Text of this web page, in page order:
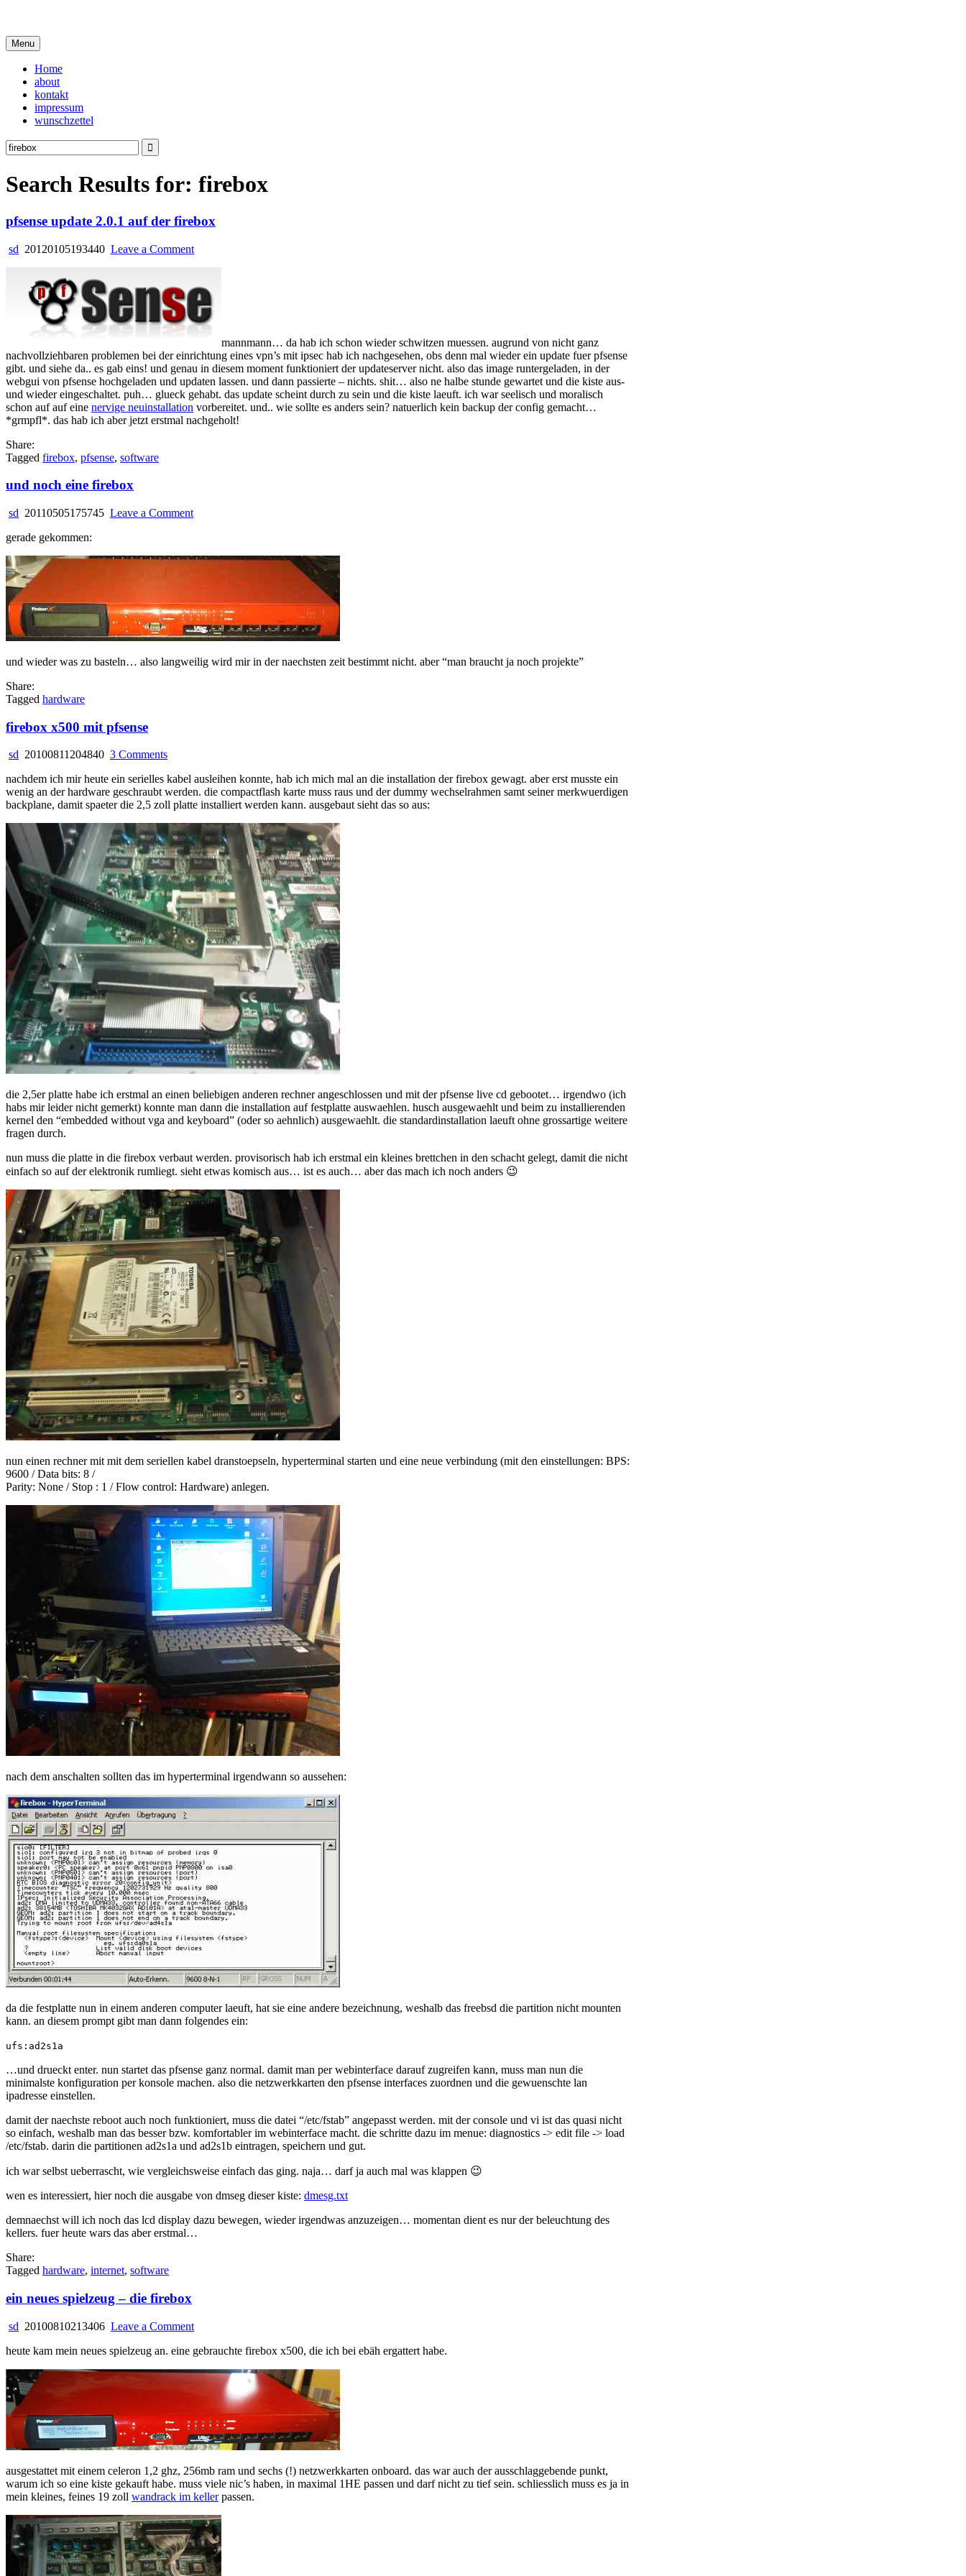
content
Menu
Home
about
kontakt
impressum
wunschzettel
Search
for:
Search Results for: firebox
pfsense update 2.0.1 auf der firebox
sd 20120105193440 Leave a Commenton
2.0.1
auf
der
firebox
mannmann… da hab ich schon wieder schwitzen muessen. augrund von nicht ganz
nachvollziehbaren problemen bei der einrichtung eines vpn’s mit ipsec hab ich nachgesehen, obs denn mal wieder ein update fuer pfsense
gibt. und siehe da.. es gab eins! und genau in diesem moment funktioniert der updateserver nicht. also das image runtergeladen, in der
webgui von pfsense hochgeladen und updaten lassen. und dann passierte – nichts. shit… also ne halbe stunde gewartet und die kiste aus-
und wieder eingeschaltet. puh… glueck gehabt. das update scheint durch zu sein und die kiste laeuft. ich war seelisch und moralisch
schon auf auf eine nervige neuinstallation vorbereitet. und.. wie sollte es anders sein? natuerlich kein backup der config gemacht…
*grmpfl*. das hab ich aber jetzt erstmal nachgeholt!
Share:
Tagged firebox, pfsense, software
und noch eine firebox
sd 20110505175745 Leave a Commenton
firebox
gerade gekommen:
und wieder was zu basteln… also langweilig wird mir in der naechsten zeit bestimmt nicht. aber “man braucht ja noch projekte”
Share:
Tagged hardware
firebox x500 mit pfsense
sd 20100811204840 3 Commentson
x500
mit
pfsense
nachdem ich mir heute ein serielles kabel ausleihen konnte, hab ich mich mal an die installation der firebox gewagt. aber erst musste ein
wenig an der hardware geschraubt werden. die compactflash karte muss raus und der dummy wechselrahmen samt seiner merkwuerdigen
backplane, damit spaeter die 2,5 zoll platte installiert werden kann. ausgebaut sieht das so aus:
die 2,5er platte habe ich erstmal an einen beliebigen anderen rechner angeschlossen und mit der pfsense live cd gebootet… irgendwo (ich
habs mir leider nicht gemerkt) konnte man dann die installation auf festplatte auswaehlen. husch ausgewaehlt und beim zu installierenden
kernel den “embedded without vga and keyboard” (oder so aehnlich) ausgewaehlt. die standardinstallation laeuft ohne grossartige weitere
fragen durch.
nun muss die platte in die firebox verbaut werden. provisorisch hab ich erstmal ein kleines brettchen in den schacht gelegt, damit die nicht
einfach so auf der elektronik rumliegt. sieht etwas komisch aus… ist es auch… aber das mach ich noch anders 😉
nun einen rechner mit mit dem seriellen kabel dranstoepseln, hyperterminal starten und eine neue verbindung (mit den einstellungen: BPS:
9600 / Data bits: 8 /
Parity: None / Stop : 1 / Flow control: Hardware) anlegen.
nach dem anschalten sollten das im hyperterminal irgendwann so aussehen:
da die festplatte nun in einem anderen computer laeuft, hat sie eine andere bezeichnung, weshalb das freebsd die partition nicht mounten
kann. an diesem prompt gibt man dann folgendes ein:
ufs:ad2s1a
…und drueckt enter. nun startet das pfsense ganz normal. damit man per webinterface darauf zugreifen kann, muss man nun die
minimalste konfiguration per konsole machen. also die netzwerkkarten den pfsense interfaces zuordnen und die gewuenschte lan
ipadresse einstellen.
damit der naechste reboot auch noch funktioniert, muss die datei “/etc/fstab” angepasst werden. mit der console und vi ist das quasi nicht
so einfach, weshalb man das besser bzw. komfortabler im webinterface macht. die schritte dazu im menue: diagnostics -> edit file -> load
/etc/fstab. darin die partitionen ad2s1a und ad2s1b eintragen, speichern und gut.
ich war selbst ueberrascht, wie vergleichsweise einfach das ging. naja… darf ja auch mal was klappen 😉
wen es interessiert, hier noch die ausgabe von dmseg dieser kiste: dmesg.txt
demnaechst will ich noch das lcd display dazu bewegen, wieder irgendwas anzuzeigen… momentan dient es nur der beleuchtung des
kellers. fuer heute wars das aber erstmal…
Share:
Tagged hardware, internet, software
ein neues spielzeug – die firebox
sd 20100810213406 Leave a Commenton
neues
–
firebox
heute kam mein neues spielzeug an. eine gebrauchte firebox x500, die ich bei ebäh ergattert habe.
ausgestattet mit einem celeron 1,2 ghz, 256mb ram und sechs (!) netzwerkkarten onboard. das war auch der ausschlaggebende punkt,
warum ich so eine kiste gekauft habe. muss viele nic’s haben, in maximal 1HE passen und darf nicht zu tief sein. schliesslich muss es ja in
mein kleines, feines 19 zoll wandrack im kellerpassen.